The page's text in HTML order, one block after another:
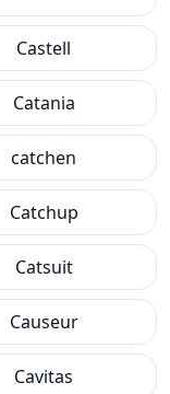
Castell
Catania
catchen
Catchup
Catsuit
Causeur
Cavitas